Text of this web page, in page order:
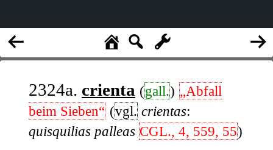
2324a. crienta (gall.) „Abfall
beim Sieben“ (vgl. crientas:
quisquilias palleas CGL., 4, 559, 55)